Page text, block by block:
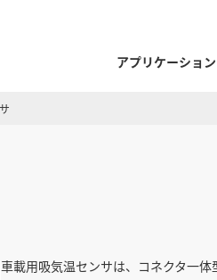
アプリケーショ
車載用吸気温センサは、コネクタ一体